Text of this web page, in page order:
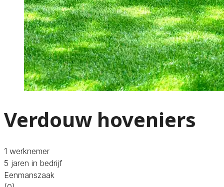
Verdouw hoveniers
1 werknemer
5 jaren in bedrijf
Eenmanszaak